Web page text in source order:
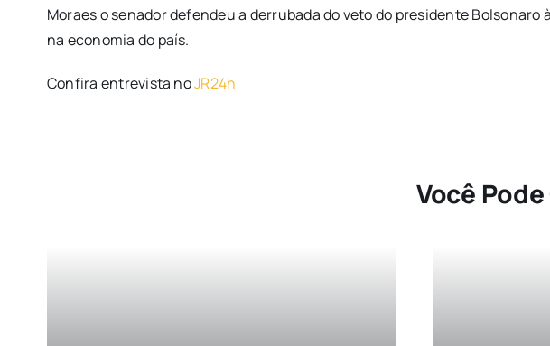
Moraes o senador defendeu a derrubada do veto do presidente
na economia do país.
Confira entrevista noJR24h
Você